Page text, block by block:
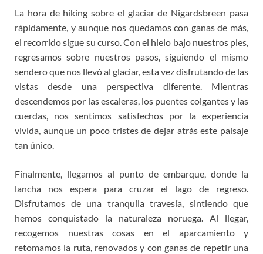
La hora de hiking sobre el glaciar de Nigardsbreen pasa
rápidamente, y aunque nos quedamos con ganas de más,
el recorrido sigue su curso. Con el hielo bajo nuestros pies,
regresamos sobre nuestros pasos, siguiendo el mismo
sendero que nos llevó al glaciar, esta vez disfrutando de las
vistas desde una perspectiva diferente. Mientras
descendemos por las escaleras, los puentes colgantes y las
cuerdas, nos sentimos satisfechos por la experiencia
vivida, aunque un poco tristes de dejar atrás este paisaje
tan único.
Finalmente, llegamos al punto de embarque, donde la
lancha nos espera para cruzar el lago de regreso.
Disfrutamos de una tranquila travesía, sintiendo que
hemos conquistado la naturaleza noruega. Al llegar,
recogemos nuestras cosas en el aparcamiento y
retomamos la ruta, renovados y con ganas de repetir una